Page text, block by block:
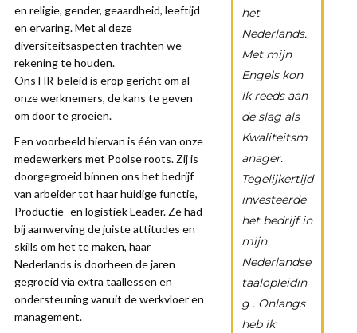
het
Nederlands.
Met mijn
Engels kon
ik reeds aan
de slag als
Kwaliteitsm
anager.
Tegelijkertijd
investeerde
het bedrijf in
mijn
Nederlandse
taalopleidin
g . Onlangs
heb ik
en religie, gender, geaardheid, leeftijd
en ervaring. Met al deze
diversiteitsaspecten trachten we
rekening te houden.
Ons HR-beleid is erop gericht om al
onze werknemers, de kans te geven
om door te groeien.
Een voorbeeld hiervan is één van onze
medewerkers met Poolse roots. Zij is
doorgegroeid binnen ons het bedrijf
van arbeider tot haar huidige functie,
Productie- en logistiek Leader. Ze had
bij aanwerving de juiste attitudes en
skills om het te maken, haar
Nederlands is doorheen de jaren
gegroeid via extra taallessen en
ondersteuning vanuit de werkvloer en
management.